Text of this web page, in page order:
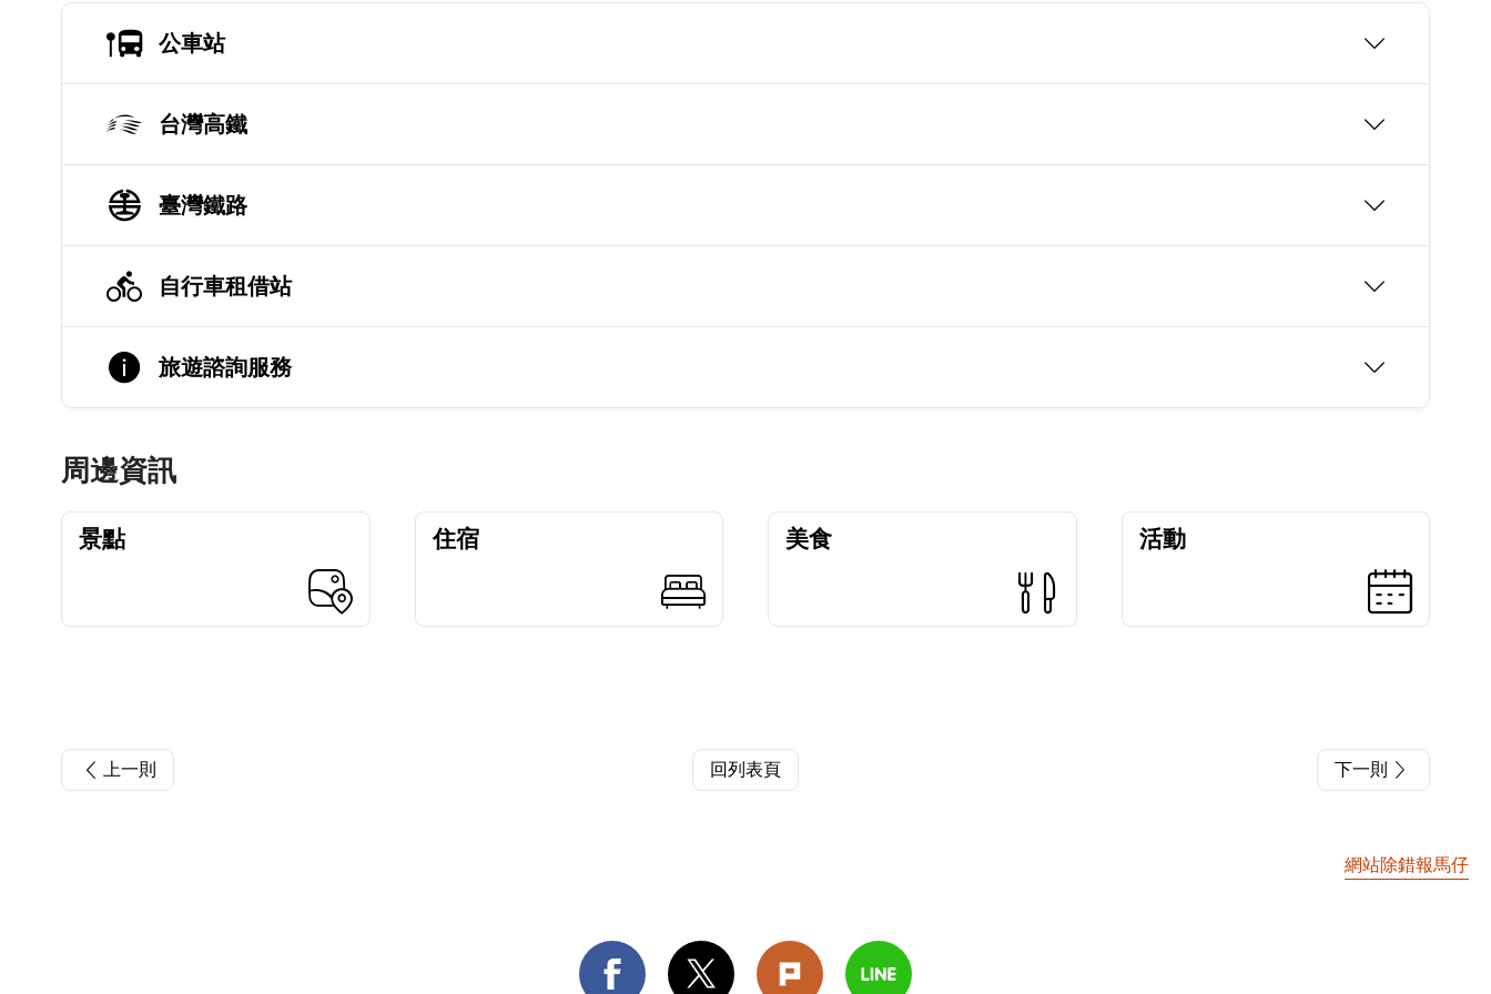
公車站
台灣高鐵
臺灣鐵路
自行車租借站
旅遊諮詢服務
周邊資訊
景點 住宿 美食 活動
上一則 回列表頁 下一則
網站除錯報馬仔